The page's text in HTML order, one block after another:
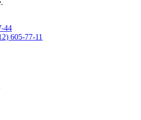
44
605-77-11